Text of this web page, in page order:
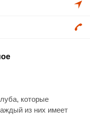
которые
из них имеет